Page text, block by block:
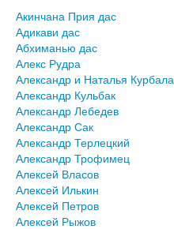
Акинчана Прия дас
Адикави дас
Абхиманью дас
Алекс Рудра
Александр и Наталья Курбала
Александр Кульбак
Александр Лебедев
Александр Сак
Александр Терлецкий
Александр Трофимец
Алексей Власов
Алексей Илькин
Алексей Петров
Алексей Рыжов